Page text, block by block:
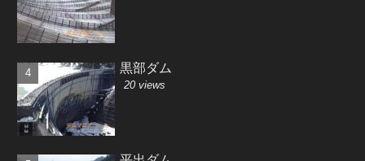
黒部ダム
20 views